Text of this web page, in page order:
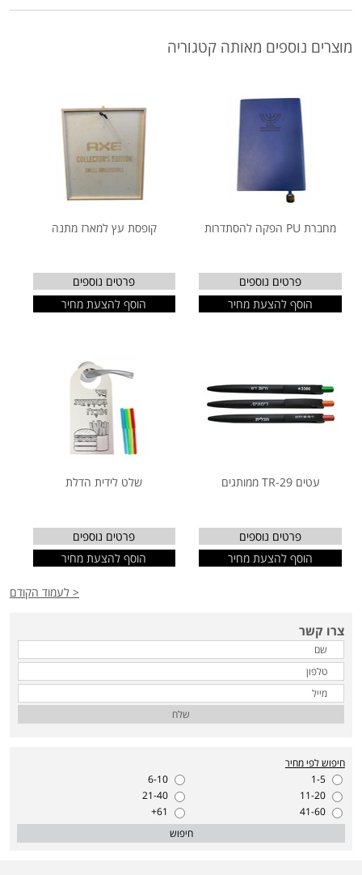
מוצרים נוספים מאותה קטגוריה
מחברת PU הפקה להסתדרות
פרטים נוספים
הוסף להצעת מחיר
קופסת עץ למארז מתנה
פרטים נוספים
הוסף להצעת מחיר
עטים TR-29 ממותגים
פרטים נוספים
הוסף להצעת מחיר
שלט לידית הדלת
פרטים נוספים
הוסף להצעת מחיר
< לעמוד הקודם
צרו קשר
שלח
חיפוש לפי מחיר
1-5
6-10
11-20
21-40
41-60
61+
חיפוש